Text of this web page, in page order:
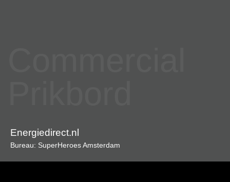
Energiedirect.nl
Bureau: SuperHeroes Amsterdam